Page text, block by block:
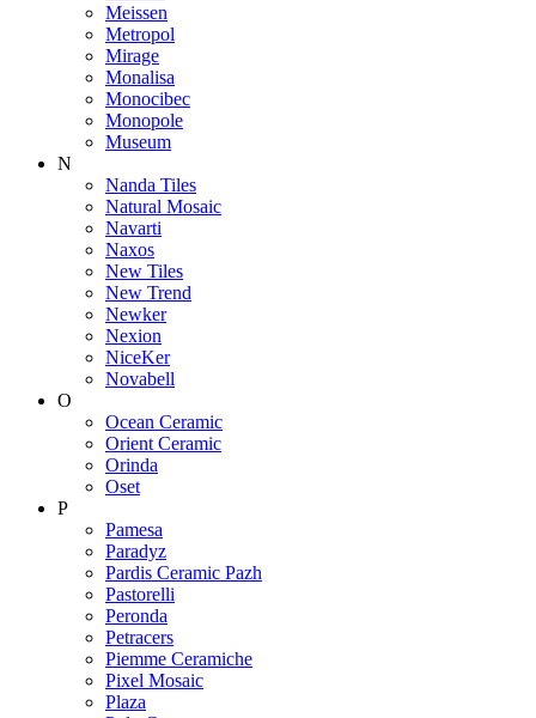
Meissen
Metropol
Mirage
Monalisa
Monocibec
Monopole
Museum
N
Nanda Tiles
Natural Mosaic
Navarti
Naxos
New Tiles
New Trend
Newker
Nexion
NiceKer
Novabell
O
Ocean Ceramic
Orient Ceramic
Orinda
Oset
P
Pamesa
Paradyz
Pardis Ceramic Pazh
Pastorelli
Peronda
Petracers
Piemme Ceramiche
Pixel Mosaic
Plaza